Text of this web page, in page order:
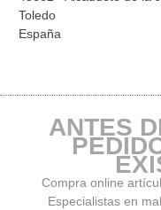
Toledo
España
ANTES
Compra online
Especialistas en